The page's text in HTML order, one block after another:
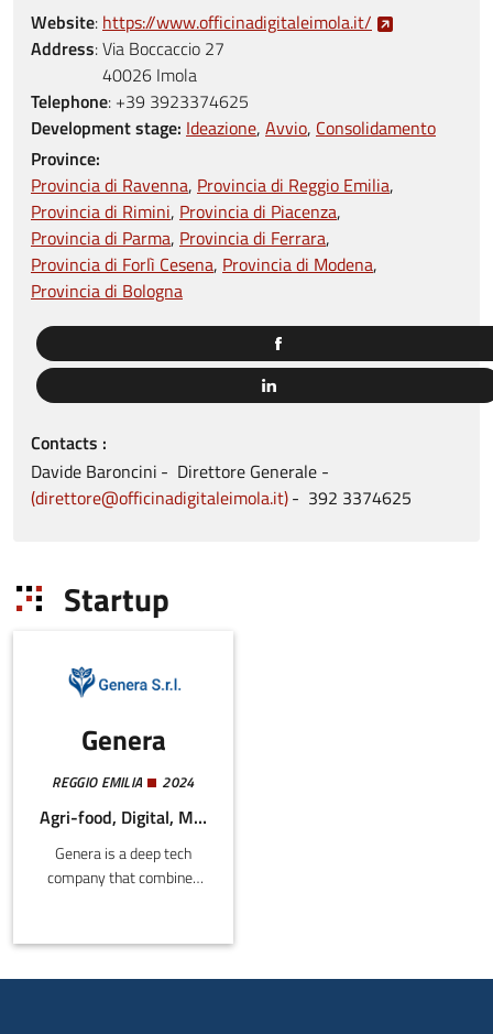
Website: https://www.officinadigitaleimola.it/
Address:Via Boccaccio 27
40026 Imola
Telephone: +39 3923374625
Development stage: Ideazione Avvio Consolidamento
Province:
Provincia di Ravenna Provincia di Reggio Emilia
Provincia di Rimini Provincia di Piacenza
Provincia di Parma Provincia di Ferrara
Provincia di Forlì Cesena Provincia di Modena
Provincia di Bologna
Contacts
Davide Baroncini
Direttore Generale
direttore@officinadigitaleimola.it
392 3374625
Startup
Genera
REGGIO EMILIA 2024
Agri-food, Digital, Mechatronics and Materials
Genera is a deep tech
company that combines
and user centred design
to create intuitive